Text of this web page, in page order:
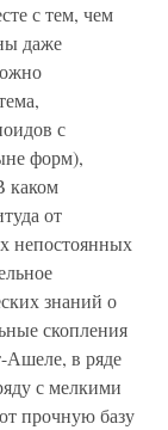
с тем, чем
даже
с
форм),
каком
от
непостоянных
знаний о
скопления
Ашеле, в ряде
с мелкими
прочную базу